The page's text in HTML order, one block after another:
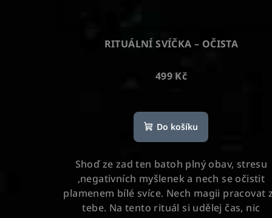
RITUÁLNÍ SVÍČKA – OČISTA
499 Kč
hodnocení
produktu
je
5,0
z
5
hvězdiček.
Do košíku
Shoď ze zad ten batoh plný obav, stresu
,negativních myšlenek a nech se očistit
plamenem bílé svíce. Nech magii pracovat
tebe. Na tento rituál si udělej čas, nic